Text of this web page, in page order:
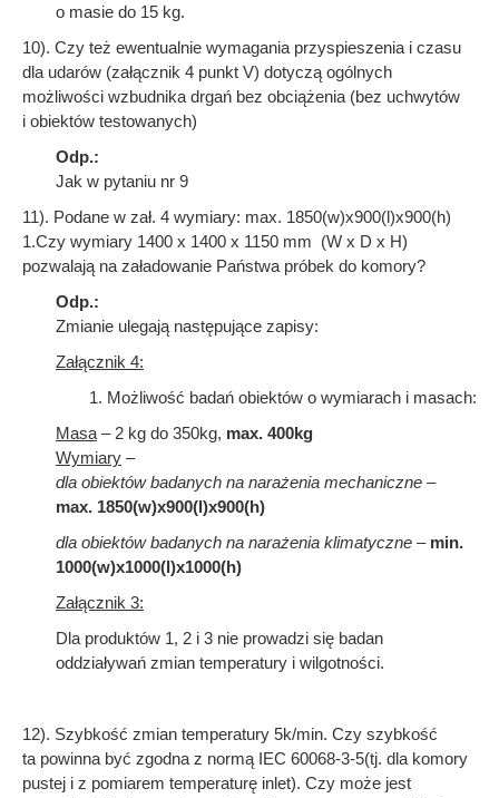
o masie do 15 kg.
10). Czy też ewentualnie wymagania przyspieszenia i czasu
dla udarów (załącznik 4 punkt V) dotyczą ogólnych
możliwości wzbudnika drgań bez obciążenia (bez uchwytów
i obiektów testowanych)
Odp.:
Jak w pytaniu nr 9
11). Podane w zał. 4 wymiary: max. 1850(w)x900(l)x900(h)
1.Czy wymiary 1400 x 1400 x 1150 mm (W x D x H)
pozwalają na załadowanie Państwa próbek do komory?
Odp.:
Zmianie ulegają następujące zapisy:
Załącznik 4:
1. Możliwość badań obiektów o wymiarach i masach:
Masa – 2 kg do 350kg, max. 400kg
Wymiary –
dla obiektów badanych na narażenia mechaniczne –
max. 1850(w)x900(l)x900(h)
dla obiektów badanych na narażenia klimatyczne –min.
1000(w)x1000(l)x1000(h)
Załącznik 3:
Dla produktów 1, 2 i 3 nie prowadzi się badan
oddziaływań zmian temperatury i wilgotności.
12). Szybkość zmian temperatury 5k/min. Czy szybkość
ta powinna być zgodna z normą IEC 60068-3-5(tj. dla komory
pustej i z pomiarem temperaturę inlet). Czy może jest